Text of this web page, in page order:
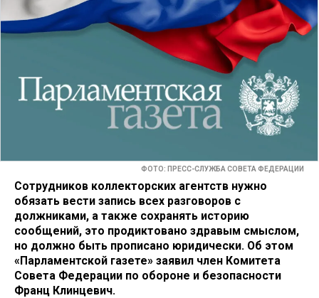
ФОТО: ПРЕСС-СЛУЖБА СОВЕТА ФЕДЕРАЦИИ
Сотрудников коллекторских агентств нужно
обязать вести запись всех разговоров с
должниками, а также сохранять историю
сообщений, это продиктовано здравым смыслом,
но должно быть прописано юридически. Об этом
«Парламентской газете» заявил член Комитета
Совета Федерации по обороне и безопасности
Франц Клинцевич.